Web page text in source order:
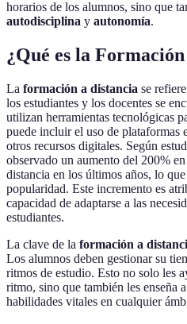
horarios de los alumnos, sino que
autodisciplina y autonomía.
¿Qué es la
La formación a distancia se
los estudiantes y los docentes se
utilizan herramientas tecnológicas
puede incluir el uso de plataformas
otros recursos digitales. Según
observado un aumento del 200%
distancia en los últimos años, lo
popularidad. Este incremento es
capacidad de adaptarse a las
estudiantes.
La clave de la formación a
Los alumnos deben gestionar su
ritmos de estudio. Esto no solo les
ritmo, sino que también les enseña
habilidades vitales en cualquier